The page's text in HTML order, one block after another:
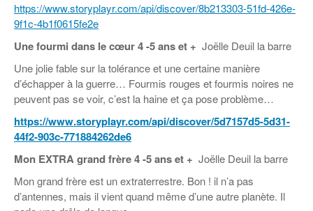
https://www.storyplayr.com/api/discover/8b213303-51fd-426e-
9f1c-4b1f0615fe2e
Une fourmi dans le cœur4 -5 ans et + Joëlle Deuil la barre
Une jolie fable sur la tolérance et une certaine manière
d’échapper à la guerre… Fourmis rouges et fourmis noires ne
peuvent pas se voir, c’est la haine et ça pose problème…
https://www.storyplayr.com/api/discover/5d7157d5-5d31-
44f2-903c-771884262de6
Mon EXTRA grand frère4 -5 ans et + Joëlle Deuil la barre
Mon grand frère est un extraterrestre. Bon ! il n’a pas
d’antennes, mais il vient quand même d’une autre planète. Il